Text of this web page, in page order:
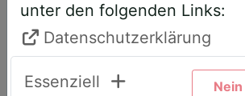
wenn Sie diesen Text zum
sehen, um weiterhin vollen
haben:
unter den folgenden Links:
Datenschutzerklärung
Essenziell Nein